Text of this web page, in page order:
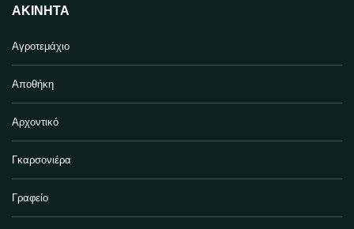
ΑΚΊΝΗΤΑ
Αγροτεμάχιο
Αποθήκη
Αρχοντικό
Γκαρσονιέρα
Γραφείο